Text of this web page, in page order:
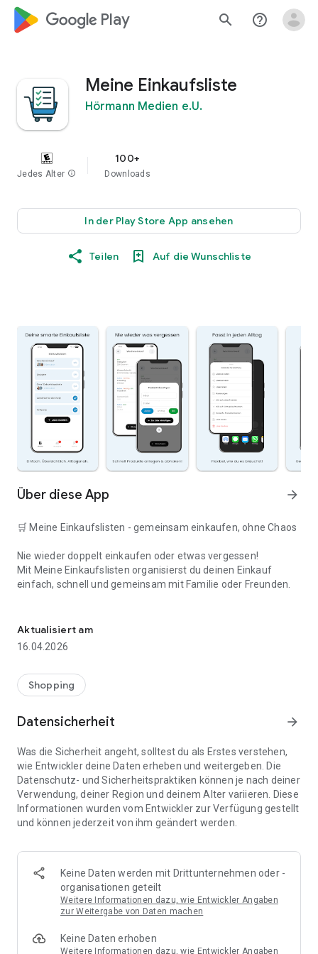
google_logo Play search help_outline
Meine Einkaufsliste
Hörmann Medien e.U.
Jedes Alter info
100+
Downloads
In der Play Store App ansehen
Teilen Auf die Wunschliste
Über diese App arrow_forward
🛒 Meine Einkaufslisten - gemeinsam einkaufen, ohne Chaos
Nie wieder doppelt einkaufen oder etwas vergessen!
Mit Meine Einkaufslisten organisierst du deinen Einkauf
einfach, schnell und gemeinsam mit Familie oder Freunden.
👨‍👩‍👧 Gemeinsame Einkaufslisten in Echtzeit: Alle sehen
⚡ Superschnell & einfach: Liste in Sekunden erstellen und
sofort loslegen.
📱 Immer dabei: Deine Einkaufsliste ist jederzeit auf deinem
🤝 Teilen leicht gemacht: Lade andere ein und erledigt den
Einkauf gemeinsam.
🍳 Zutaten direkt aus Rezepten übernehmen: Importiere
Zutaten von Rezept-Webseiten und verwandle sie
🚀 DEINE VORTEILE IM ALLTAG
* Nie wieder doppelte Einkäufe
* Kein Chaos mehr beim Einkaufen
* Bessere Abstimmung mit Familie & Freunden
* Perfekt für die Essensplanung
Aktualisiert am
16.04.2026
Shopping
Datensicherheit arrow_forward
Was die Sicherheit angeht, solltest du als Erstes verstehen,
wie Entwickler deine Daten erheben und weitergeben. Die
Datenschutz- und Sicherheitspraktiken können je nach deiner
Verwendung, deiner Region und deinem Alter variieren. Diese
Informationen wurden vom Entwickler zur Verfügung gestellt
und können jederzeit von ihm geändert werden.
Keine Daten werden mit Drittunternehmen oder -
organisationen geteilt
Weitere Informationen dazu, wie Entwickler Angaben
zur Weitergabe von Daten machen
Keine Daten erhoben
Weitere Informationen dazu, wie Entwickler Angaben